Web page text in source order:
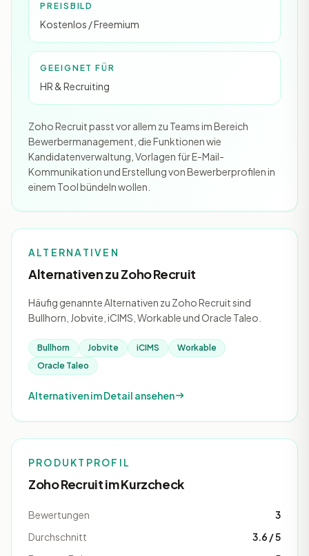
PREISBILD
Kostenlos / Freemium
GEEIGNET FÜR
HR & Recruiting
Zoho Recruit passt vor allem zu Teams im Bereich
Bewerbermanagement, die Funktionen wie
Kandidatenverwaltung, Vorlagen für E-Mail-
Kommunikation und Erstellung von Bewerberprofilen in
einem Tool bündeln wollen.
ALTERNATIVEN
Alternativen zu Zoho Recruit
Häufig genannte Alternativen zu Zoho Recruit sind
Bullhorn, Jobvite, iCIMS, Workable und Oracle Taleo.
Bullhorn Jobvite iCIMS
Workable
Oracle Taleo
Alternativen im Detail ansehen
PRODUKTPROFIL
Zoho Recruit im Kurzcheck
Bewertungen
3
Durchschnitt
3.6 / 5